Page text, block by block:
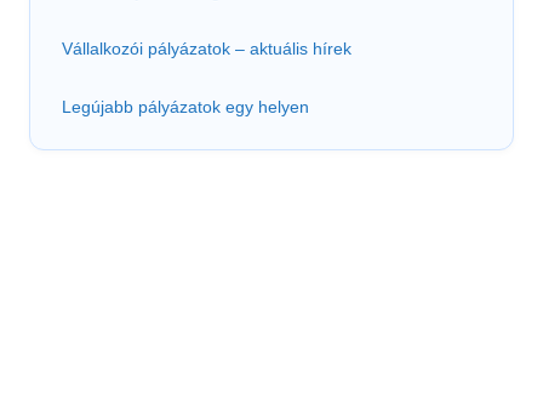
Vállalkozói pályázatok – aktuális hírek
Legújabb pályázatok egy helyen